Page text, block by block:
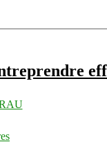
indépendant
Adopter